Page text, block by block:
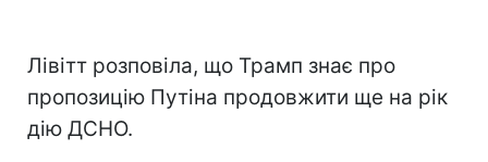
Лівітт розповіла, що Трамп знає про
пропозицію Путіна продовжити ще на рік
дію ДСНО.